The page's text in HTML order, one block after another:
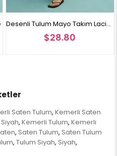
çekimlerinden dolayı ton farkı
Desenli Tulum Mayo Takım Lacivert
$28.80
Saten Tulum, Kemerli Saten
, Kemerli Tulum, Kemerli
, Saten Tulum, Saten Tulum
, Tulum Siyah, Siyah,